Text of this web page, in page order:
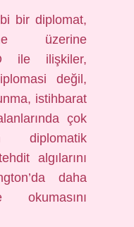
bir diplomat,
üzerine
ile ilişkiler,
değil,
istihbarat
çok
diplomatik
algılarını
daha
okumasını